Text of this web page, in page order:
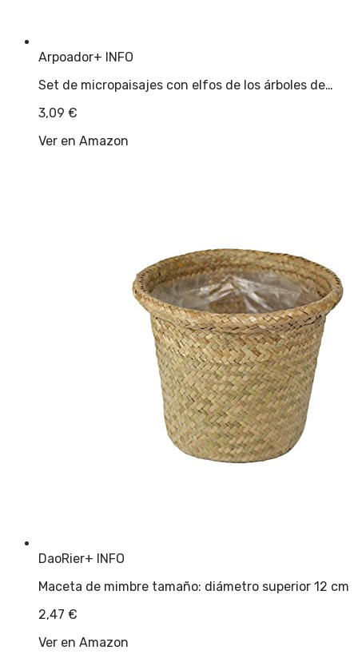
Arpoador+ INFO
Set de micropaisajes con elfos de los árboles de…
3,09 €
Ver en Amazon
DaoRier+ INFO
Maceta de mimbre tamaño: diámetro superior 12 cm
2,47 €
Ver en Amazon